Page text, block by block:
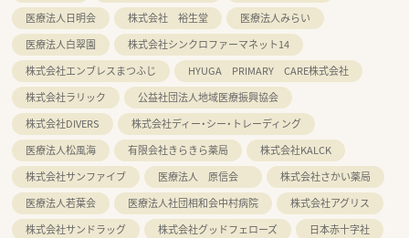
医療法人日明会
株式会社 裕生堂
医療法人みらい
医療法人白翠園
株式会社シンクロファーマネット14
株式会社エンブレスまつふじ
HYUGA PRIMARY CARE株式会社
株式会社ラリック
公益社団法人地域医療振興協会
株式会社DIVERS
株式会社ディー・シー・トレーディング
医療法人松風海
有限会社きらきら薬局
株式会社KALCK
株式会社サンファイブ
医療法人 原信会
株式会社さかい薬局
医療法人若葉会
医療法人社団相和会中村病院
株式会社アグリス
株式会社サンドラッグ
株式会社グッドフェローズ
日本赤十字社